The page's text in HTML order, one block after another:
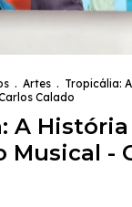
. Artes . Tropicália:
Calado
A
Musical -